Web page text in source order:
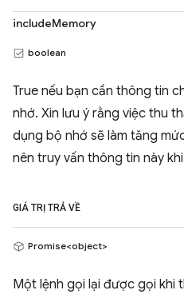
includeMemory
boolean
True nếu bạn cần thông tin
nhớ. Xin lưu ý rằng việc thu
dụng bộ nhớ sẽ làm tăng
nên truy vấn thông tin này
GIÁ TRỊ TRẢ VỀ
Promise<object>
Một lệnh gọi lại được gọi khi